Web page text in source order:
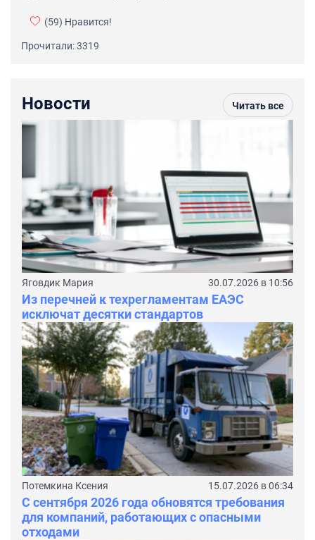
(59) Нравится!
Прочитали: 3319
Новости Читать все
Яговдик Мария 30.07.2026 в 10:56
Из перечней к техрегламентам ЕАЭС
исключат десятки стандартов
Потемкина Ксения 15.07.2026 в 06:34
С сентября 2026 года обновятся требования
для компаний, работающих с опасными
отходами